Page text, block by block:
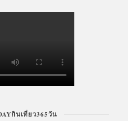
กินเที่ยว365วัน